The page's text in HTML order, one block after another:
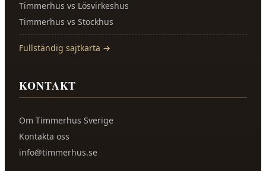
Timmerhus vs Lösvirkeshus
Timmerhus vs Stockhus
Fullständig sajtkarta →
KONTAKT
Om Timmerhus Sverige
Kontakta oss
info@timmerhus.se